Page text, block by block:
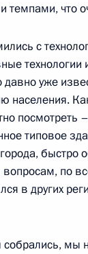
что
с
технологии
давно уже
населения.
посмотреть
типовое
быстро
вопросам, по
в других
мы